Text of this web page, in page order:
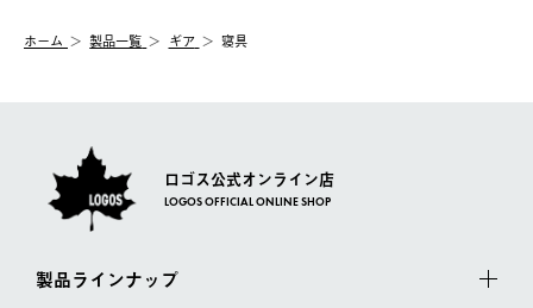
【配送業者】
佐川急便にて配送されます。
一度お手元の商品を返品いただき、ご希望商品を再注文してくだ
ホーム 製品一覧 ギア 寝具
ロゴス公式オンライン店
LOGOS OFFICIAL ONLINE SHOP
製品ラインナップ